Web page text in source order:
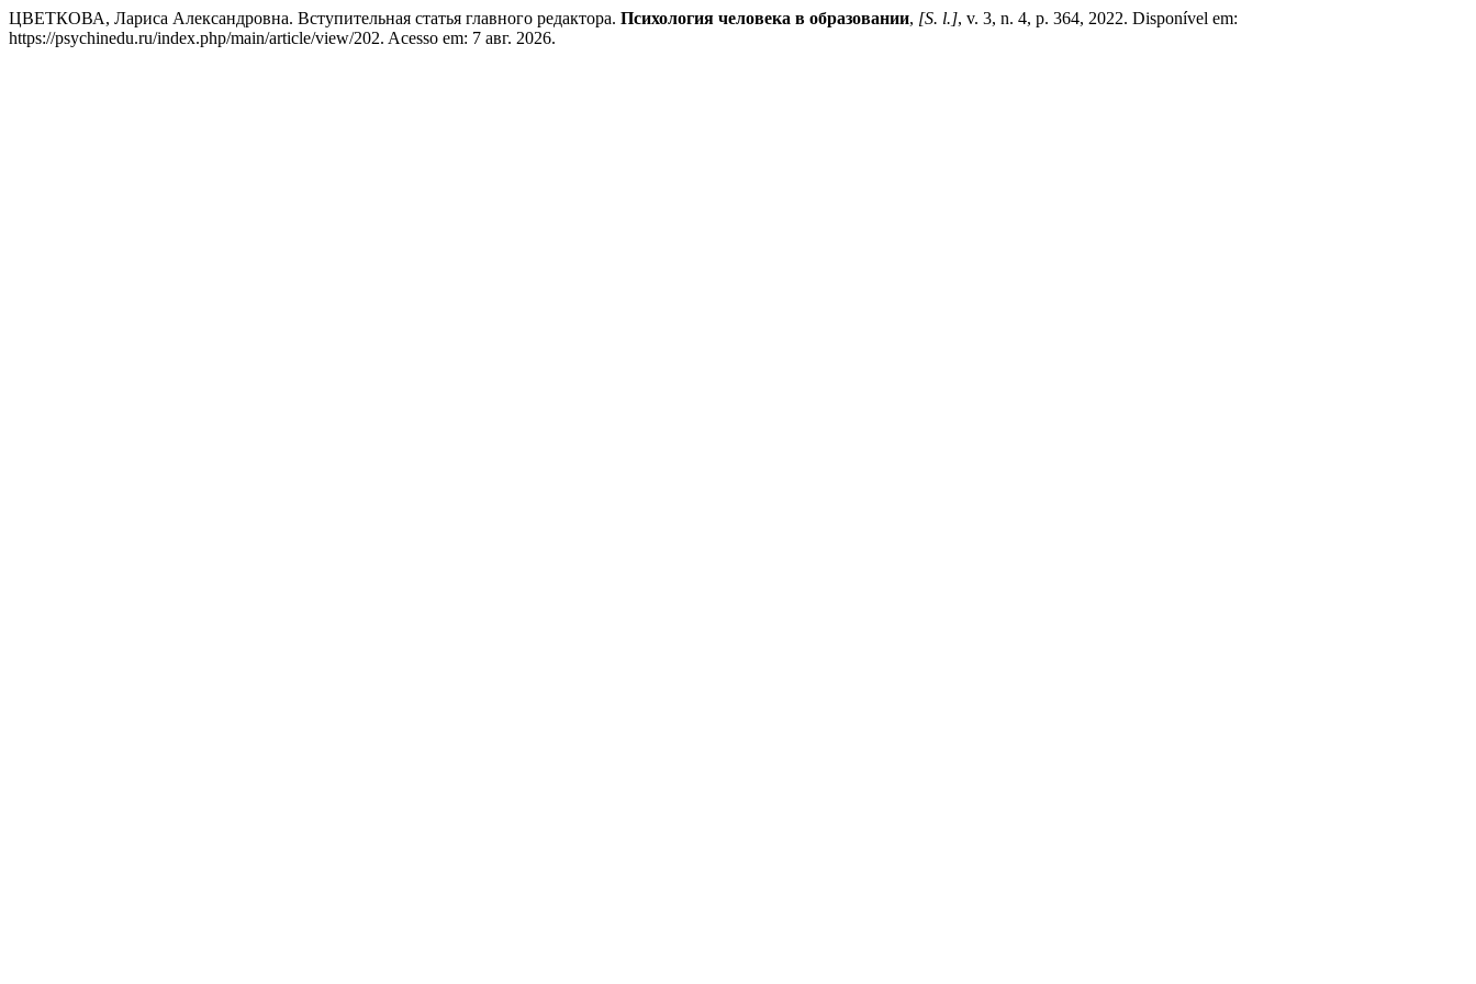
ЦВЕТКОВА, Лариса Александровна. Вступительная статья главного редактора. Психология человека в образовании, [S. l.], v. 3, n. 4, p. 364, 2022. Disponível em:
https://psychinedu.ru/index.php/main/article/view/202. Acesso em: 7 авг. 2026.